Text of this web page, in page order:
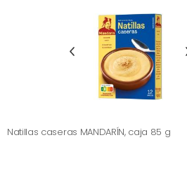
Natillas caseras MANDARÍN, caja 85 g